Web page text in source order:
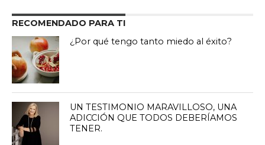
RECOMENDADO PARA TI
¿Por qué tengo tanto miedo al éxito?
UN TESTIMONIO MARAVILLOSO, UNA
ADICCIÓN QUE TODOS DEBERÍAMOS
TENER.